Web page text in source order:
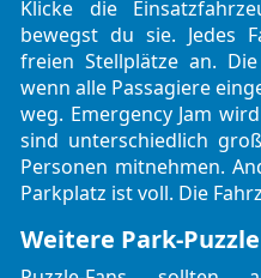
Klicke die
bewegst du sie. Jedes
freien Stellplätze an.
wenn alle Passagiere
weg. Emergency Jam
sind unterschiedlich
Personen mitnehmen.
Parkplatz ist voll. Die
Weitere Park-